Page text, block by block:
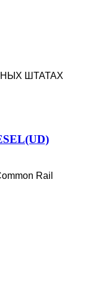
ШТАТАХ
Rail